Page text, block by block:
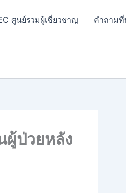
ศูนย์รวมผู้เชี่ยวชาญ คำถามที่
ผู้ป่วยหลัง